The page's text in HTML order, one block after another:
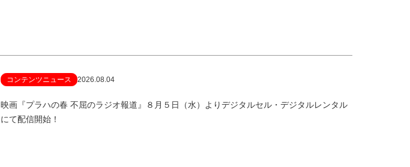
コンテンツニュース 2026.08.04
映画『プラハの春 不屈のラジオ報道』８月５日（水）よりデジタルセル・デジタルレンタル
にて配信開始！